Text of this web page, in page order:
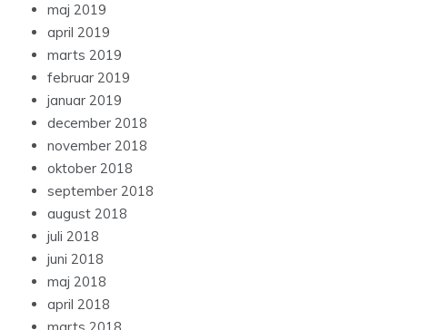
maj 2019
april 2019
marts 2019
februar 2019
januar 2019
december 2018
november 2018
oktober 2018
september 2018
august 2018
juli 2018
juni 2018
maj 2018
april 2018